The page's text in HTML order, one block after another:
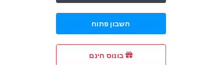
חשבון פתוח
בונוס חינם